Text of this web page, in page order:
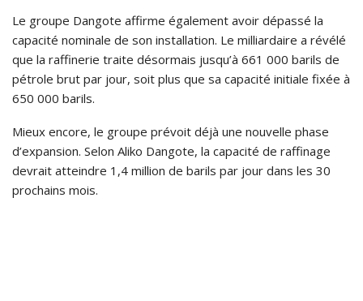
Le groupe Dangote affirme également avoir dépassé la
capacité nominale de son installation. Le milliardaire a révélé
que la raffinerie traite désormais jusqu’à 661 000 barils de
pétrole brut par jour, soit plus que sa capacité initiale fixée à
650 000 barils.
Mieux encore, le groupe prévoit déjà une nouvelle phase
d’expansion. Selon Aliko Dangote, la capacité de raffinage
devrait atteindre 1,4 million de barils par jour dans les 30
prochains mois.